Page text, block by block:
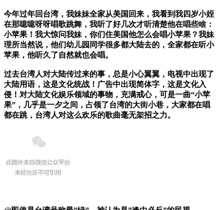
今年过年回台湾，我妹妹全家从美国回来，我看到我四岁小姪
在那噫噫呀呀唱歌跳舞，我听了好几次才听清楚他在唱些啥：
小苹果！我大惊问我妹，你们住美国他怎么会唱小苹果？我妹
理所当然说，他们幼儿园同学很多都大陆去的，全家都在听小
苹果，他听久了自然就也会唱。
过去台湾人对大陆传过来的事，总是小心翼翼，电视中出现了
大陆用语，这是文化统战！广告中出现简体字，这是文化入
侵！对大陆文化娱乐领域的事物，充满戒心，可是一曲“小苹
果”，几乎是一夕之间，占领了台湾的大街小巷，大家都在唱
都在跳，台湾人对这么欢乐的歌曲毫无架招之力。